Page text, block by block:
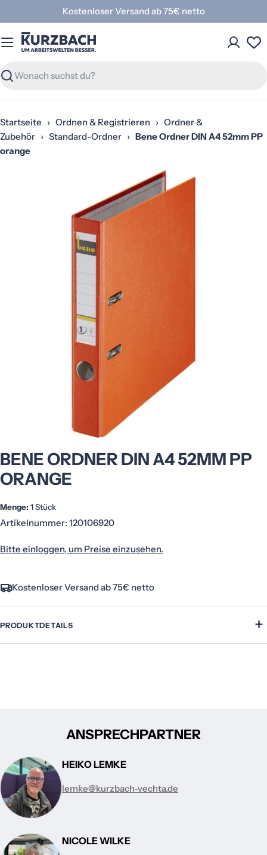
Inhalt
springen
Kostenloser Versand ab 75€ netto
Suchen
Startseite › Ordnen & Registrieren › Ordner &
Zubehör › Standard-Ordner › Bene Ordner DIN A4 52mm PP
orange
Produktinformationen
Sie das Medium 0 im Modalformat
Sie das Medium 0 im Modalformat
BENE ORDNER DIN A4 52MM PP
ORANGE
Menge: 1 Stück
Artikelnummer: 120106920
Bitte einloggen, um Preise einzusehen.
Kostenloser Versand ab 75€ netto
PRODUKTDETAILS +
ANSPRECHPARTNER
HEIKO LEMKE
lemke@kurzbach-vechta.de
NICOLE WILKE